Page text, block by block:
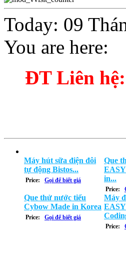
Today: 09
You are here:
ĐT Liên hệ:
Máy hút sữa điện đôi
tự động Bistos...
Price: Gọi để biết giá
Que
in...
Price:
Que thử nước tiểu
Cybow Made in Korea
Price: Gọi để biết giá
Máy
Price: